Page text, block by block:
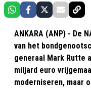
ANKARA (ANP) - De
van het
generaal Mark Rutte
miljard euro
moderniseren, maar